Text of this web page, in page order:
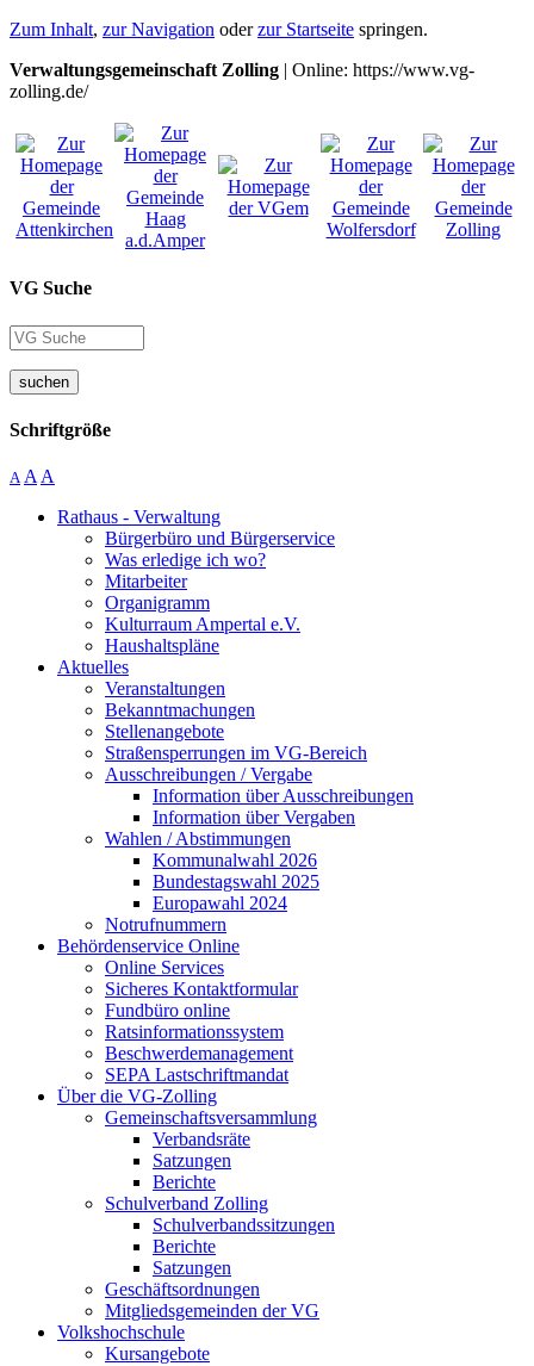
Zum Inhalt, zur Navigation oderzur Startseite springen.
Verwaltungsgemeinschaft Zolling | Online: https://www.vg-
zolling.de/
VG Suche
suchen
Schriftgröße
A A A
Rathaus - Verwaltung
Bürgerbüro und Bürgerservice
Was erledige ich wo?
Mitarbeiter
Organigramm
Kulturraum Ampertal e.V.
Haushaltspläne
Aktuelles
Veranstaltungen
Bekanntmachungen
Stellenangebote
Straßensperrungen im VG-Bereich
Ausschreibungen / Vergabe
Information über Ausschreibungen
Information über Vergaben
Wahlen / Abstimmungen
Kommunalwahl 2026
Bundestagswahl 2025
Europawahl 2024
Notrufnummern
Behördenservice Online
Online Services
Sicheres Kontaktformular
Fundbüro online
Ratsinformationssystem
Beschwerdemanagement
SEPA Lastschriftmandat
Über die VG-Zolling
Gemeinschaftsversammlung
Verbandsräte
Satzungen
Berichte
Schulverband Zolling
Schulverbandssitzungen
Berichte
Satzungen
Geschäftsordnungen
Mitgliedsgemeinden der VG
Volkshochschule
Kursangebote